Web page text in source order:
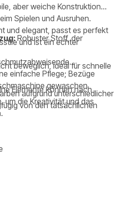
aber weiche Konstruktion
Spielen und Ausruhen.
und elegant, passt es perfekt
und ist ein echter
beweglich, ideal für schnelle
Elemente können nach
um die Kreativität und das
Robuster Stoff, der
einfache Pflege; Bezüge
gewaschen
aufgrund unterschiedlicher
von den tatsächlichen